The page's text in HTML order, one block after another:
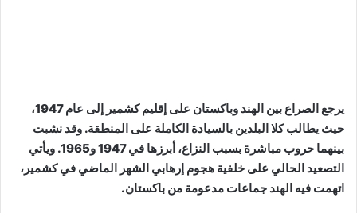
يرجع الصراع بين الهند وباكستان على إقليم كشمير إلى عام 1947،
حيث يطالب كلا البلدين بالسيادة الكاملة على المنطقة. وقد نشبت
بينهما حروب مباشرة بسبب النزاع، أبرزها في 1947 و1965. ويأتي
التصعيد الحالي على خلفية هجوم إرهابي الشهر الماضي في كشمير،
اتهمت فيه الهند جماعات مدعومة من باكستان.